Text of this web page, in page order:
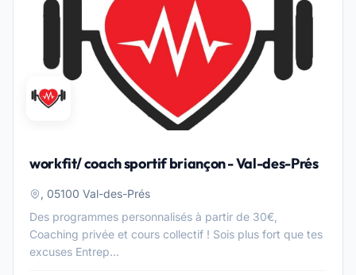
workfit/ coach sportif briançon - Val-des-Prés
, 05100 Val-des-Prés
Des programmes personnalisés à partir de 30€,
Coaching privée et cours collectif ! Sois plus fort que tes
excuses Entrep...